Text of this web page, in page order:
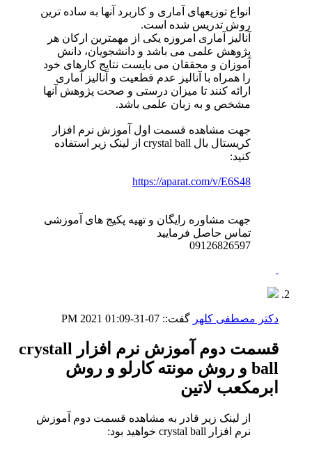
انواع توزیعهای آماری و کاربرد آنها به ساده ترین
روش تدریس شده است.
آنالیز آماری امروزه یکی از مهمترین ارکان هر
پژوهش علمی می باشد و دانشجویان، دانش
آموزان و محققان می بایست نتایج کارهای خود
را همراه با آنالیز عدم قطعیت و آنالیز آماری
ارائه کنند تا میزان درستی و صحت پژوهش آنها
مشخص و به زبان علمی باشد.
جهت مشاهده قسمت اول آموزش نرم افزار
کریستال بال crystal ball از لینک زیر استفاده
کنید:
https://aparat.com/v/E6S48
جهت مشاوره رایگان و تهیه پکیج های آموزشی
تماس حاصل فرمایید
09126826597
دکتر مصطفی کلهر گفت:: 07-31-2021
01:09 PM
قسمت دوم آموزش نرم افزار crystall
ball و روش مونته کارلو و روش
ابرمکعب لاتین
از لینک زیر قادر به مشاهده قسمت دوم آموزش
نرم افزار crystal ball خواهید بود: